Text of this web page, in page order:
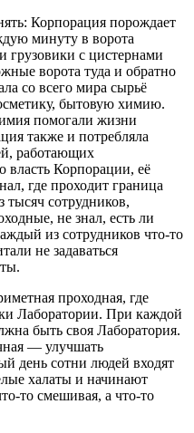
Корпорация порождает
минуту в ворота
грузовики с цистернами
ворота туда и обратно
со всего мира сырьё
бытовую химию.
помогали жизни
также и потребляла
работающих
власть Корпорации, её
где проходит граница
сотрудников,
не знал, есть ли
из сотрудников что-то
не задаваться
проходная, где
Лаборатории. При каждой
быть своя Лаборатория.
— улучшать
день сотни людей входят
халаты и начинают
то смешивая, а что-то